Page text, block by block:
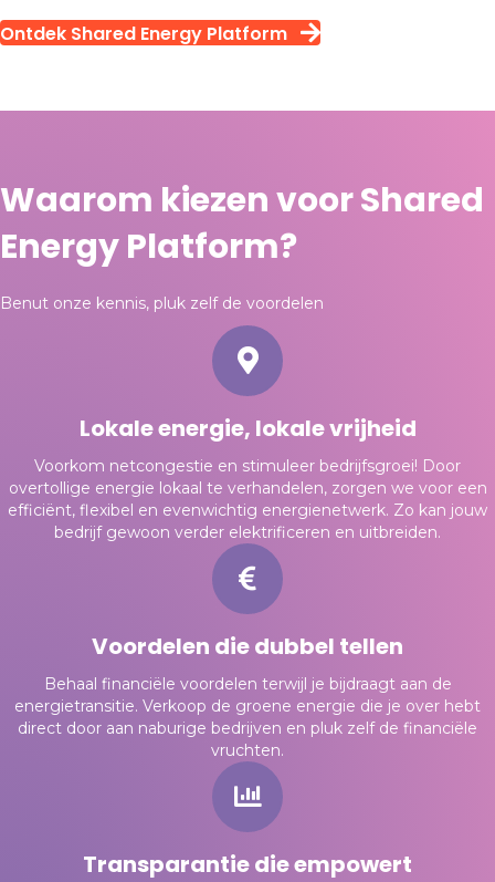
Ontdek Shared Energy Platform
Waarom kiezen voor Shared
Energy Platform?
Benut onze kennis, pluk zelf de voordelen
Lokale energie, lokale vrijheid
Voorkom netcongestie en stimuleer bedrijfsgroei! Door
overtollige energie lokaal te verhandelen, zorgen we voor een
efficiënt, flexibel en evenwichtig energienetwerk. Zo kan jouw
bedrijf gewoon verder elektrificeren en uitbreiden.
Voordelen die dubbel tellen
Behaal financiële voordelen terwijl je bijdraagt aan de
energietransitie. Verkoop de groene energie die je over hebt
direct door aan naburige bedrijven en pluk zelf de financiële
vruchten.
Transparantie die empowert